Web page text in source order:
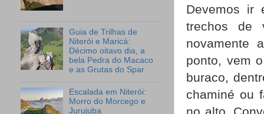
Devemos ir
trechos de
novamente
ponto, vem
buraco,
chaminé ou
Guia de Trilhas de
Niterói e Maricá:
Décimo oitavo dia, a
bela Pedra do Macaco
e as Grutas do Spar
Escalada em Niterói:
Morro do Morcego e
Jurujuba